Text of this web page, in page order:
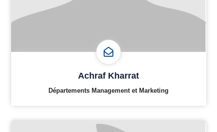
Achraf Kharrat
Départements Management et Marketing